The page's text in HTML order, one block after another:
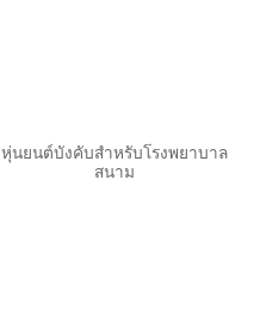
หุ่นยนต์บังคับสำหรับโรงพยาบาล
สนาม